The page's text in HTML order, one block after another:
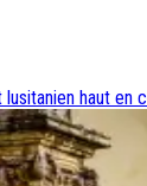
lusitanien haut en